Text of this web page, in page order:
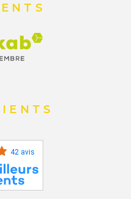
42 avis